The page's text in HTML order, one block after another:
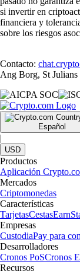
si invertir en
financiera y
sobre los riesgos
Contacto:
Ang Borg, St
Español
|
USD
Productos
Aplicación
Mercados
Criptomonedas
Características
TarjetasCestasEarn
Empresas
CustodiaPay para
Desarrolladores
Cronos PoSCronos
Recursos